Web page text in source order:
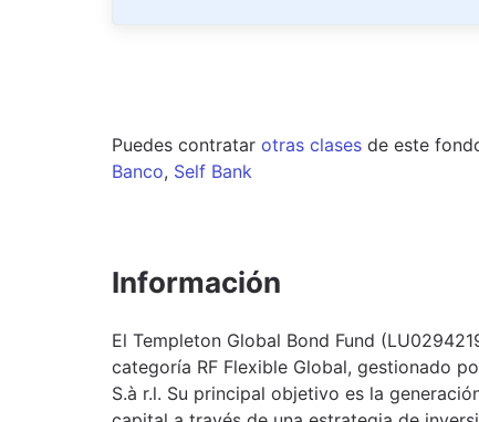
Puedes contratar otras clases de este
Banco, Self Bank
Información
El Templeton Global Bond Fund
categoría RF Flexible Global, gestionado
S.à r.l. Su principal objetivo es la